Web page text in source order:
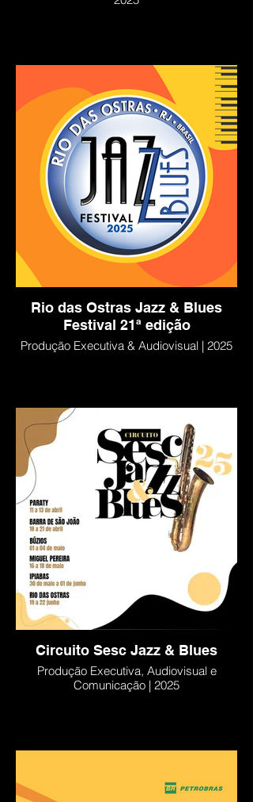
Rio das Ostras Jazz & Blues
Festival 21ª edição
Produção Executiva & Audiovisual | 2025
Circuito Sesc Jazz & Blues
Produção Executiva, Audiovisual e
Comunicação | 2025